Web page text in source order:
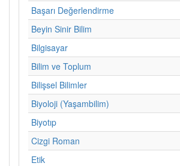
Başarı Değerlendirme
Beyin Sinir Bilim
Bilgisayar
Bilim ve Toplum
Bilişsel Bilimler
Biyoloji (Yaşambilim)
Biyotıp
Cizgi Roman
Etik